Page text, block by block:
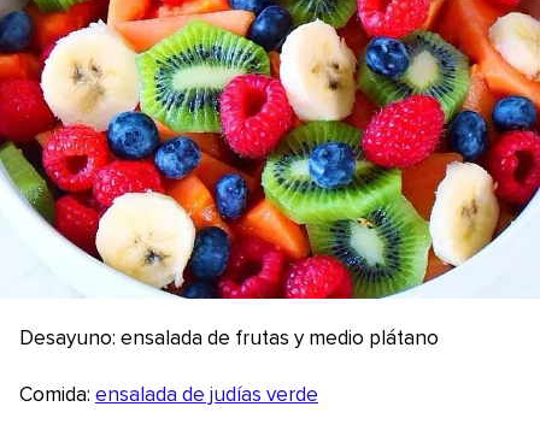
Desayuno: ensalada de frutas y medio plátano
Comida: ensalada de judías verde